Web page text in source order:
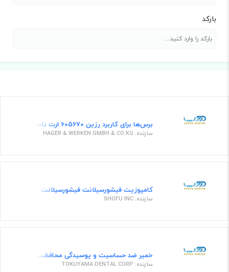
بارکد
برس‌ها برای کاربرد رزین 605670 ارت نامبر
سازنده: HAGER & WERKEN GMBH & CO.KG
کامپوزیت فیشور‌سیلانت فیشورسیلانت
سازنده: SHOFU INC
خمیر ضد حساسیت و پوسیدگی محافظت از عاج برای
سازنده: TOKUYAMA DENTAL CORP.